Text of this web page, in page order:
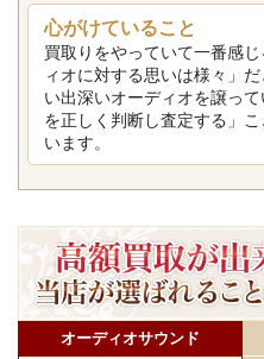
心がけていること
買取りをやっていて一番感
ィオに対する思いは様々」
い出深いオーディオを譲っ
を正しく判断し査定する」
います。
オーディオサウンド